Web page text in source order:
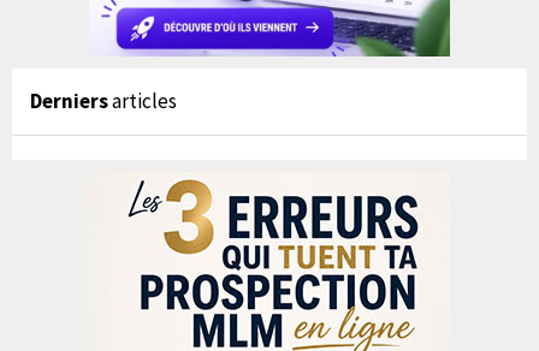
Derniersarticles